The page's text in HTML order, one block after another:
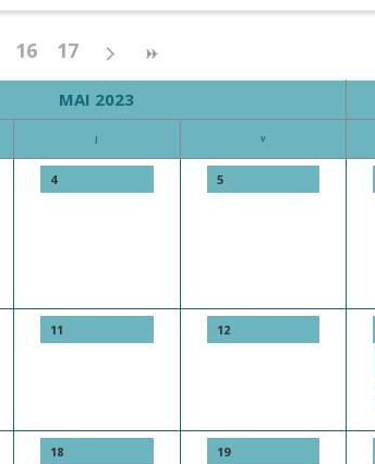
16 17
MAI 2023
J V
4 5
11 12
18 19